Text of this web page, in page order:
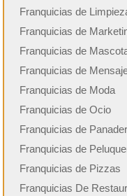
Franquicias de
Franquicias de
Franquicias de
Franquicias de
Franquicias de Moda
Franquicias de Ocio
Franquicias de
Franquicias de
Franquicias de Pizzas
Franquicias De